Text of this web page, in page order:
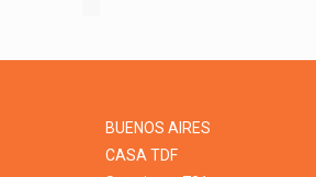
BUENOS AIRES
CASA TDF